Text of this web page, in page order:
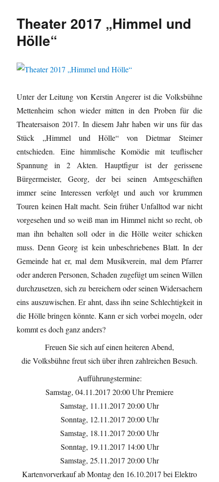
Theater 2017 „Himmel und
Hölle“
Unter der Leitung von Kerstin Angerer ist die Volksbühne
Mettenheim schon wieder mitten in den Proben für die
Theatersaison 2017. In diesem Jahr haben wir uns für das
Stück „Himmel und Hölle“ von Dietmar Steimer
entschieden. Eine himmlische Komödie mit teuflischer
Spannung in 2 Akten. Hauptfigur ist der gerissene
Bürgermeister, Georg, der bei seinen Amtsgeschäften
immer seine Interessen verfolgt und auch vor krummen
Touren keinen Halt macht. Sein früher Unfalltod war nicht
vorgesehen und so weiß man im Himmel nicht so recht, ob
man ihn behalten soll oder in die Hölle weiter schicken
muss. Denn Georg ist kein unbeschriebenes Blatt. In der
Gemeinde hat er, mal dem Musikverein, mal dem Pfarrer
oder anderen Personen, Schaden zugefügt um seinen Willen
durchzusetzen, sich zu bereichern oder seinen Widersachern
eins auszuwischen. Er ahnt, dass ihn seine Schlechtigkeit in
die Hölle bringen könnte. Kann er sich vorbei mogeln, oder
kommt es doch ganz anders?
Freuen Sie sich auf einen heiteren Abend,
die Volksbühne freut sich über ihren zahlreichen Besuch.
Aufführungstermine:
Samstag, 04.11.2017 20:00 Uhr Premiere
Samstag, 11.11.2017 20:00 Uhr
Sonntag, 12.11.2017 20:00 Uhr
Samstag, 18.11.2017 20:00 Uhr
Sonntag, 19.11.2017 14:00 Uhr
Samstag, 25.11.2017 20:00 Uhr
Kartenvorverkauf ab Montag den 16.10.2017 bei Elektro